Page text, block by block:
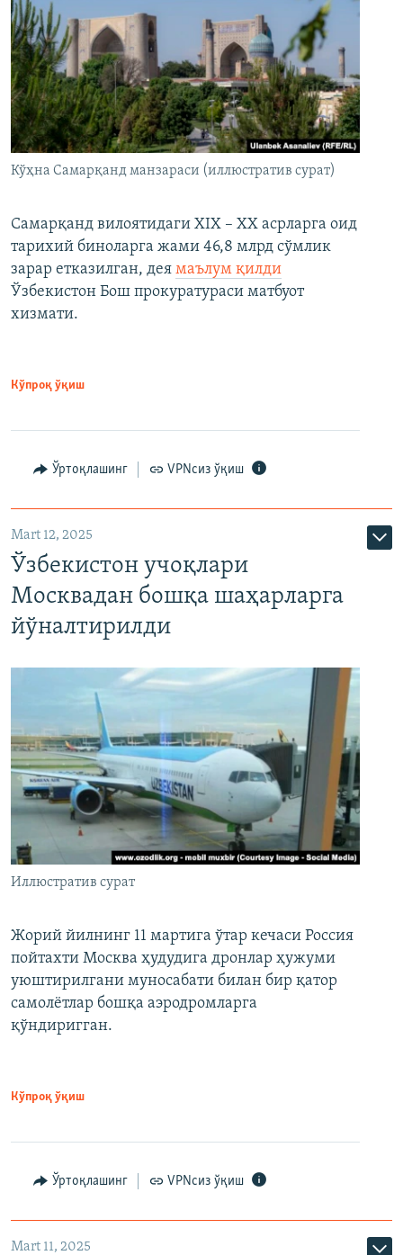
Кўҳна Самарқанд манзараси (иллюстратив сурат)
Самарқанд вилоятидаги XIX – XX асрларга оид
тарихий биноларга жами 46,8 млрд сўмлик
зарар етказилган, дея маълум қилди
Ўзбекистон Бош прокуратураси матбуот
хизмати.
Кўпроқ ўқиш
Ўртоқлашинг VPNсиз ўқиш
Mart 12, 2025
Ўзбекистон учоқлари
Москвадан бошқа шаҳарларга
йўналтирилди
Иллюстратив сурат
Жорий йилнинг 11 мартига ўтар кечаси Россия
пойтахти Москва ҳудудига дронлар ҳужуми
уюштирилгани муносабати билан бир қатор
самолётлар бошқа аэродромларга
қўндиригган.
Кўпроқ ўқиш
Ўртоқлашинг VPNсиз ўқиш
Mart 11, 2025